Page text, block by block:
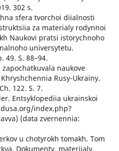
302 s.
sfera tvorchoi diialnosti
za materialy rodynnoi
Naukovi pratsi istorychnoho
universytetu.
49. S. 88–94.
naukove
Rusy-Ukrainy.
122. S. 7.
Entsyklopediia ukrainskoi
index.php?
(data zvernennia:
u chotyrokh tomakh. Tom
Dokumenty, materiialy,